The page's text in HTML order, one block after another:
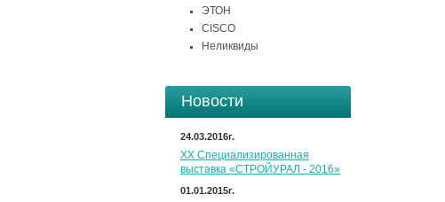
ЭТОН
CISCO
Неликвиды
Новости
24.03.2016г.
XX Специализированная
выставка «СТРОЙУРАЛ - 2016»
01.01.2015г.